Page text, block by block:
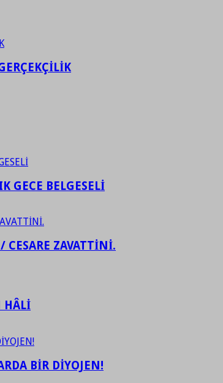
GECE BELGESELİ
CESARE ZAVATTİNİ.
HÂLİ
BİR DİYOJEN!